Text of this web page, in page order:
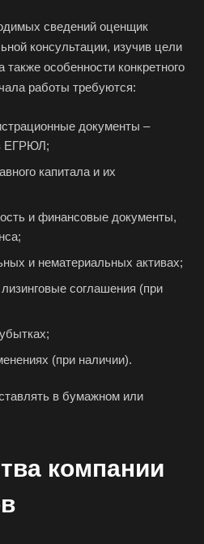
сведений оценщик
консультации, изучив цели
особенности конкретного
работы требуются:
документы –
ЕГРЮЛ;
капитала и их
и финансовые документы,
и нематериальных активах;
соглашения (при
(при наличии).
в бумажном или
компании